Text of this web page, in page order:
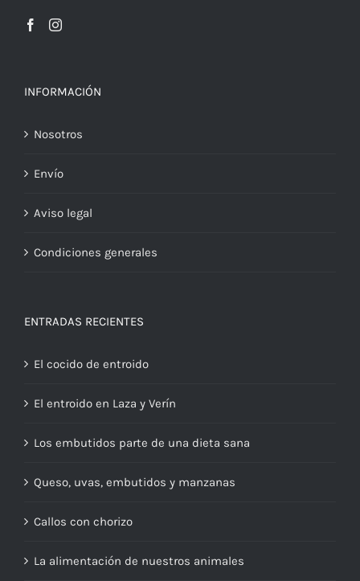
INFORMACIÓN
Nosotros
Envío
Aviso legal
Condiciones generales
ENTRADAS RECIENTES
El cocido de entroido
El entroido en Laza y Verín
Los embutidos parte de una dieta sana
Queso, uvas, embutidos y manzanas
Callos con chorizo
La alimentación de nuestros animales